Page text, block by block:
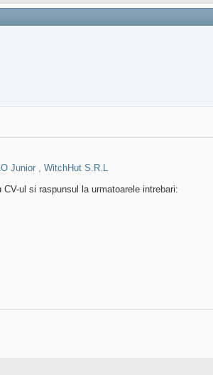
Junior , WitchHut S.R.L
ul si raspunsul la urmatoarele intrebari: